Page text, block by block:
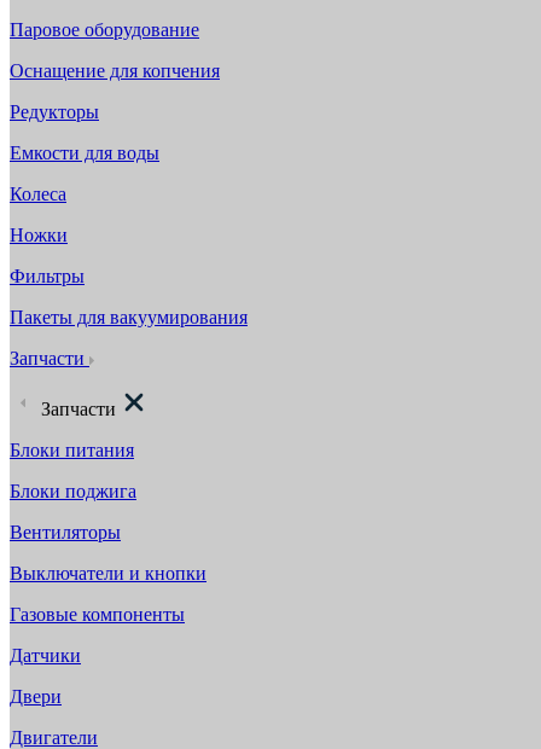
Паровое оборудование
Оснащение для копчения
Редукторы
Емкости для воды
Колеса
Ножки
Фильтры
Пакеты для вакуумирования
Запчасти
Запчасти
Блоки питания
Блоки поджига
Вентиляторы
Выключатели и кнопки
Газовые компоненты
Датчики
Двери
Двигатели